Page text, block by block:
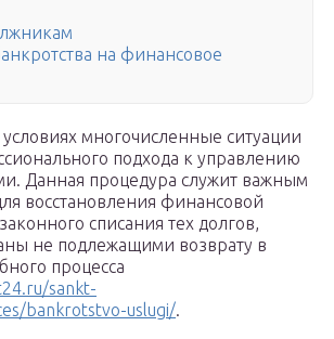
на финансовое
многочисленные ситуации
подхода к управлению
Данная процедура служит важным
восстановления финансовой
списания тех долгов,
не подлежащими возврату в
процесса
sankt-
bankrotstvo-uslugi/.